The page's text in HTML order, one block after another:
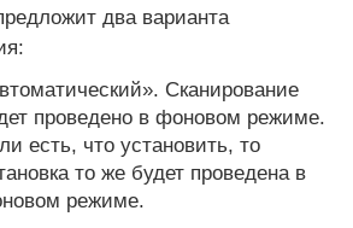
два варианта
Сканирование
проведено в фоновом режиме.
есть, что установить, то
то же будет проведена в
режиме.